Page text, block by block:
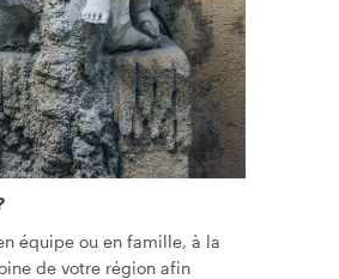
équipe ou en famille, à la
de votre région afin